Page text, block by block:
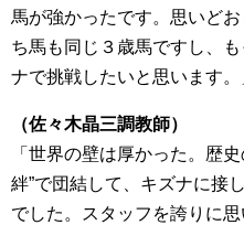
馬が強かったです。思いど
ち馬も同じ３歳馬ですし、
ナで挑戦したいと思います。
（佐々木晶三調教師）
「世界の壁は厚かった。歴
絆”で団結して、キズナに接
でした。スタッフを誇りに